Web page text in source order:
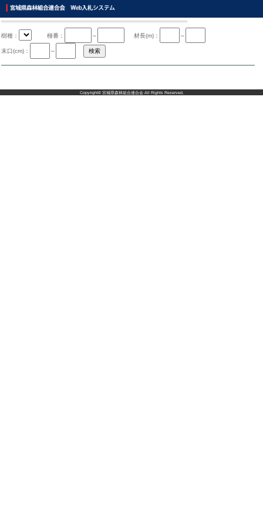
樹種： 椪番： ～ 材長(m)： ～
末口(cm)： ～
Copyright© 宮城県森林組合連合会All Rights Reserved.